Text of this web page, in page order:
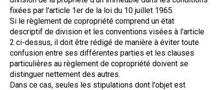
fixées par l'article 1er de la loi du 10 juillet 1965.
Si le règlement de copropriété comprend un état
descriptif de division et les conventions visées à l'article
2 ci-dessus, il doit être rédigé de manière à éviter toute
confusion entre ses différentes parties et les clauses
particulières au règlement de copropriété doivent se
distinguer nettement des autres.
Dans ce cas, seules les stipulations dont l'objet est